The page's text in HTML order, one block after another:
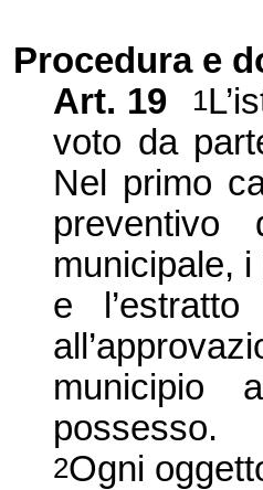
Procedura e
Art. 19
1
voto da
Nel primo
municipale,
e
municipio
possesso.
2Ogni